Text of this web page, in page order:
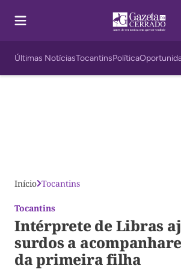
Últimas NotíciasTocantinsPolítica
Início Tocantins
Tocantins
Intérprete de Libras
surdos a
da primeira filha